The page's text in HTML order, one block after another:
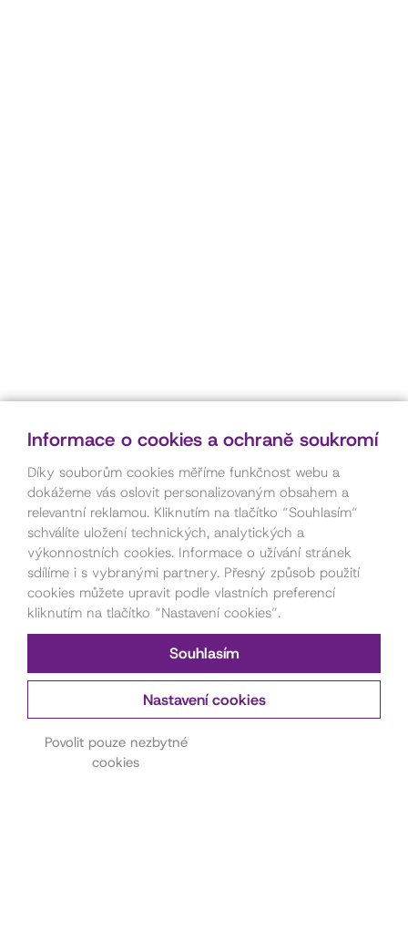
Kontakt pro pořadatele
akcí
Informace o cookies a ochraně soukromí
Díky souborům cookies měříme funkčnost webu a
dokážeme vás oslovit personalizovaným obsahem a
relevantní reklamou. Kliknutím na tlačítko “Souhlasím“
schválíte uložení technických, analytických a
výkonnostních cookies. Informace o užívání stránek
sdílíme i s vybranými partnery. Přesný způsob použití
cookies můžete upravit podle vlastních preferencí
kliknutím na tlačítko “Nastavení cookies”.
Souhlasím
Nastavení cookies
Povolit pouze nezbytné
cookies